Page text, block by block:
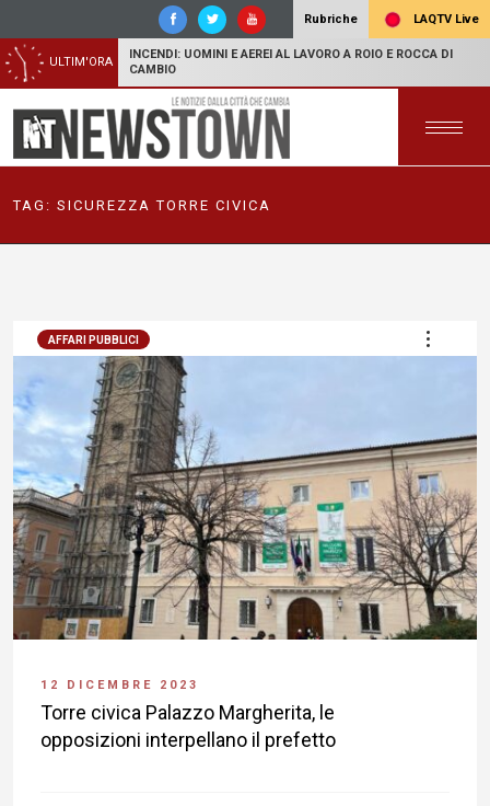
Rubriche LAQTV Live
ULTIM'ORA
INCENDI: UOMINI E AEREI AL LAVORO A ROIO E ROCCA DI
CAMBIO
TAG: SICUREZZA TORRE CIVICA
AFFARI PUBBLICI
12 DICEMBRE 2023
Torre civica Palazzo Margherita, le
opposizioni interpellano il prefetto